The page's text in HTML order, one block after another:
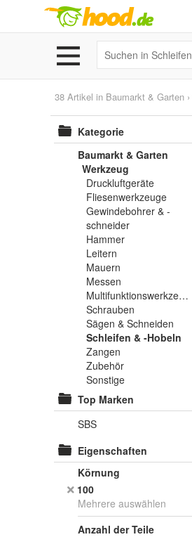
38 Artikel in Baumarkt & Garten ›
Kategorie
Baumarkt & Garten
Werkzeug
Druckluftgeräte
Fliesenwerkzeuge
Gewindebohrer & -
schneider
Hammer
Leitern
Mauern
Messen
Multifunktionswerkzeuge
Schrauben
Sägen & Schneiden
Schleifen & -Hobeln
Zangen
Zubehör
Sonstige
Top Marken
SBS
Eigenschaften
Körnung
100
Mehrere auswählen
Anzahl der Teile